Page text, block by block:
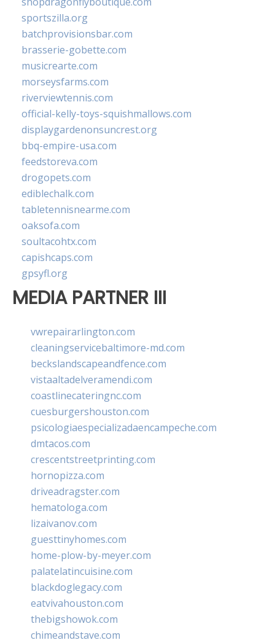
sportszilla.org
batchprovisionsbar.com
brasserie-gobette.com
musicrearte.com
morseysfarms.com
riverviewtennis.com
official-kelly-toys-squishmallows.com
displaygardenonsuncrest.org
bbq-empire-usa.com
feedstoreva.com
drogopets.com
ediblechalk.com
tabletennisnearme.com
oaksofa.com
soultacohtx.com
capishcaps.com
gpsyfl.org
MEDIA PARTNER III
vwrepairarlington.com
cleaningservicebaltimore-md.com
beckslandscapeandfence.com
vistaaltadelveramendi.com
coastlinecateringnc.com
cuesburgershouston.com
psicologiaespecializadaencampeche.com
dmtacos.com
crescentstreetprinting.com
hornopizza.com
driveadragster.com
hematologa.com
lizaivanov.com
guesttinyhomes.com
home-plow-by-meyer.com
palatelatincuisine.com
blackdoglegacy.com
eatvivahouston.com
thebigshowok.com
chimeandstave.com